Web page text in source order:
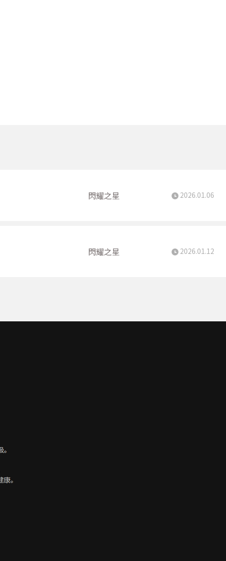
閃耀之星 2026.01.06
閃耀之星 2026.01.12